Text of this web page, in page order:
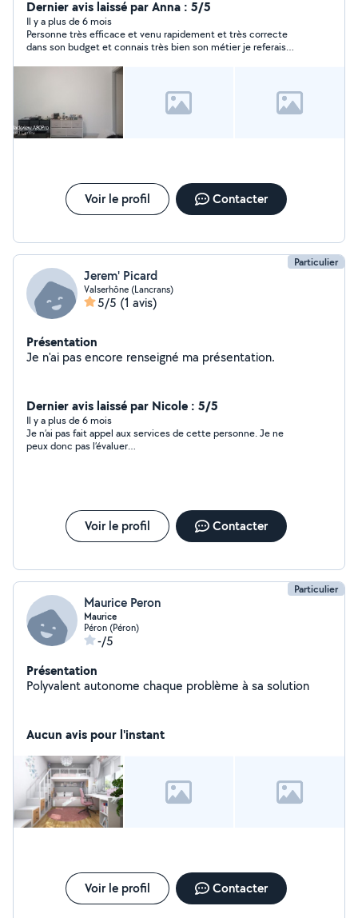
Dernier avis laissé par Anna : 5/5
Il y a plus de 6 mois
Personne très efficace et venu rapidement et très correcte
dans son budget et connais très bien son métier je referais
Voir le profil Contacter
Particulier
Jerem' Picard
Valserhône (Lancrans)
5/5 (1 avis)
Présentation
Je n'ai pas encore renseigné ma présentation.
Dernier avis laissé par Nicole : 5/5
Il y a plus de 6 mois
Je n’ai pas fait appel aux services de cette personne. Je ne
peux donc pas l’évaluer…
Voir le profil Contacter
Particulier
Maurice Peron
Maurice
Péron (Péron)
-/5
Présentation
Polyvalent autonome chaque problème à sa solution
Aucun avis pour l'instant
Voir le profil Contacter